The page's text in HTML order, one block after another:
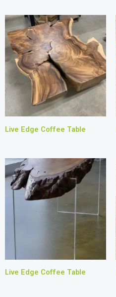
Live Edge Coffee Table
Live Edge Coffee Table